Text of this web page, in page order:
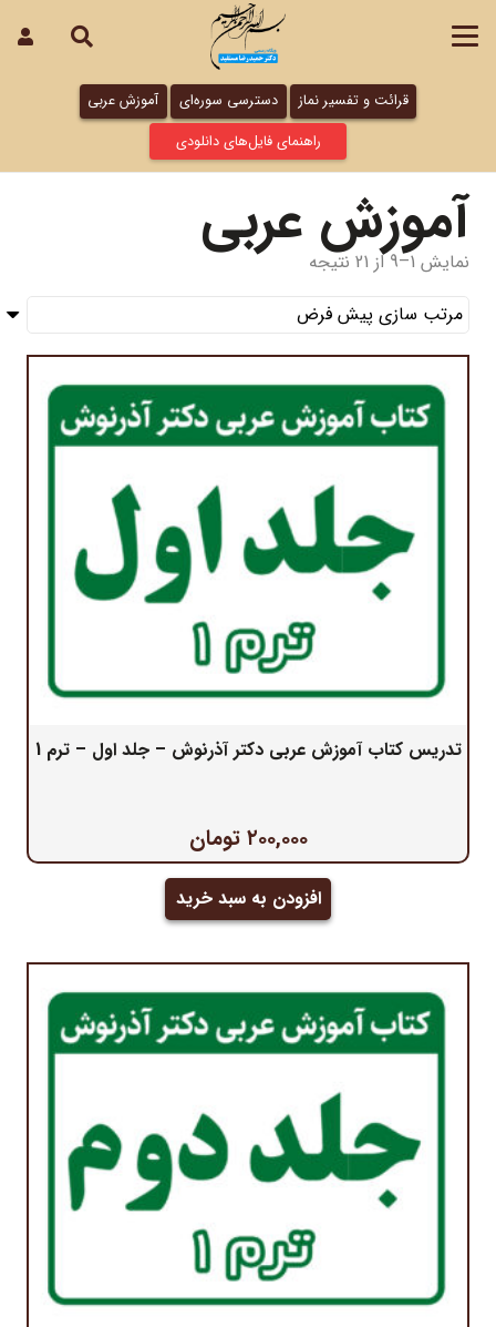
قرائت و تفسیر نماز دسترسی سوره‌ای
آموزش عربی
راهنمای فایل‌های دانلودی
آموزش عربی
نمایش 1–9 از 21 نتیجه
تدریس کتاب آموزش عربی دکتر آذرنوش – جلد اول – ترم 1
۲۰۰,۰۰۰ تومان
افزودن به سبد خرید